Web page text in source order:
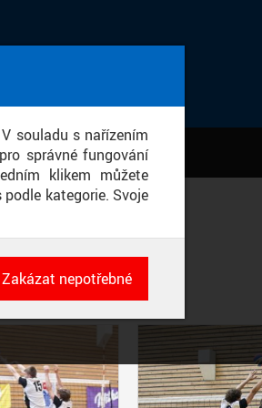
souladu s nařízením
správné fungování
klikem můžete
kategorie. Svoje
správné
Zakázat nepotřebné